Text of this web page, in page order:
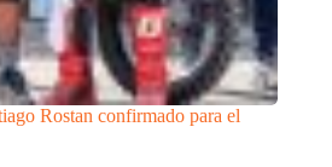
Rostan confirmado para el